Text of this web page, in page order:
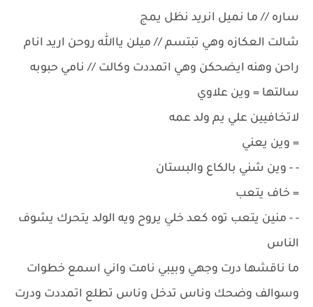
ساره // ما نميل انريد نظل يمج
شالت العكازه وهي تبتسم // ميلن ياالله روحن اريد انام
راحن وهنه ايضحكن وهي اتمددت وكالت // نامي حبوبه
سالتها = وين علاوي
لاتخافيين علي يم ولد عمه
= وين يعني
- - وين شني بالكاع والبستان
= خاف يتعب
- - منين يتعب توه كعد خلي يروح ويه الولد يتحرك يشوف
الناس
ما ناقشها درت وجهي وبيبي نامت واني اسمع خطوات
وسوالف وضحك وناس تدخل وناس تطلع اتمددت ودرت